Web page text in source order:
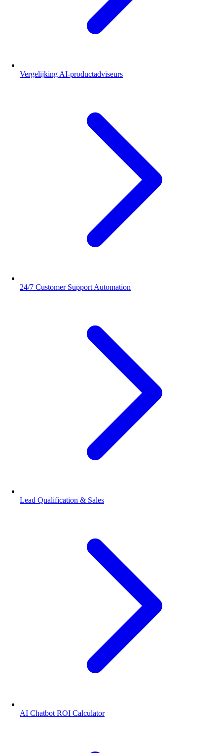
Vergelijking AI-productadviseurs
24/7 Customer Support Automation
Lead Qualification & Sales
AI Chatbot ROI Calculator